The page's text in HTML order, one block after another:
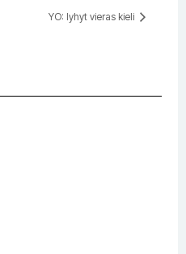
YO: lyhyt vieras kieli